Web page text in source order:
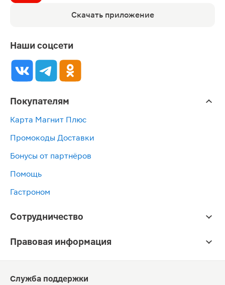
Скачать приложение
Наши соцсети
Покупателям
Карта Магнит Плюс
Промокоды Доставки
Бонусы от партнёров
Помощь
Гастроном
Сотрудничество
Правовая информация
Служба поддержки